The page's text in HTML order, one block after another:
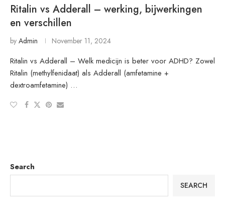
Ritalin vs Adderall – werking, bijwerkingen
en verschillen
by Admin November 11, 2024
Ritalin vs Adderall – Welk medicijn is beter voor ADHD? Zowel
Ritalin (methylfenidaat) als Adderall (amfetamine +
dextroamfetamine) …
Search
SEARCH